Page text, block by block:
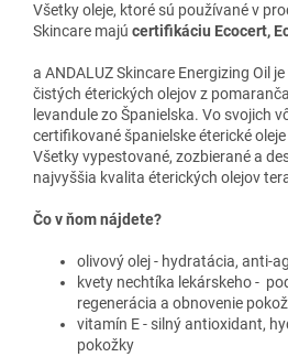
Všetky oleje, ktoré sú používané v
Skincare majú certifikáciu Ecocert,
a ANDALUZ Skincare Energizing Oil
čistých éterických olejov z
levandule zo Španielska. Vo svojich
certifikované španielske éterické
Všetky vypestované, zozbierané a
najvyššia kvalita éterických olejov
Čo v ňom nájdete?
olivový olej - hydratácia, anti-
kvety nechtíka lekárskeho -
regenerácia a obnovenie
vitamín E - silný antioxidant,
pokožky